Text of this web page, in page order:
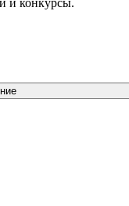
и конкурсы.